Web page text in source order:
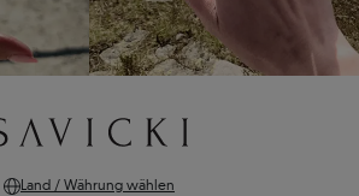
Land / Währung wählen